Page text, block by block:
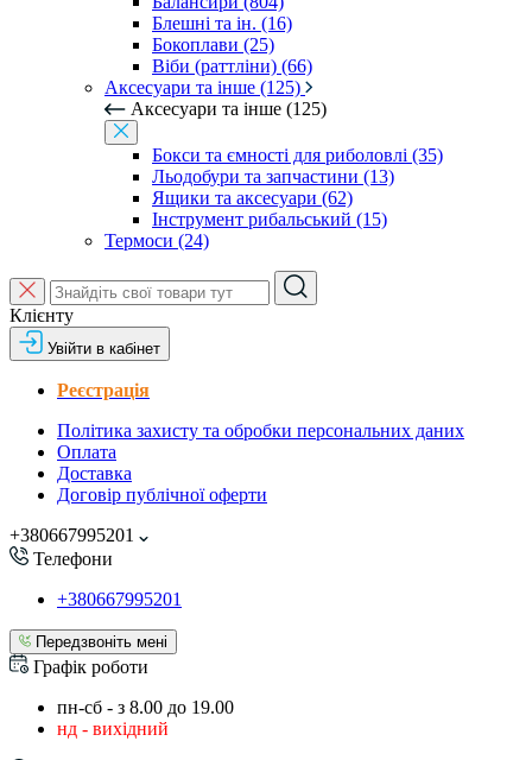
Блешні та ін. (16)
Бокоплави (25)
Віби (раттліни) (66)
Аксесуари та інше (125)
Аксесуари та інше (125)
Бокси та ємності для риболовлі (35)
Льодобури та запчастини (13)
Ящики та аксесуари (62)
Інструмент рибальський (15)
Термоси (24)
Клієнту
Увійти в кабінет
Реєстрація
Політика захисту та обробки персональних даних
Оплата
Доставка
Договір публічної оферти
+380667995201
Телефони
+380667995201
Передзвоніть мені
Графік роботи
пн-сб - з 8.00 до 19.00
нд - вихідний